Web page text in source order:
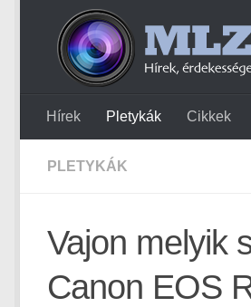
Hírek Pletykák Cikkek
PLETYKÁK
Vajon melyik
Canon EOS